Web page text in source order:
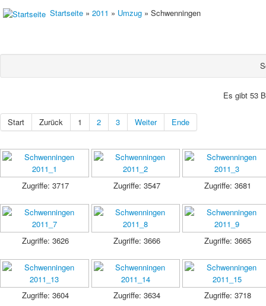
Startseite » 2011 » Umzug » Schwenningen
Es gibt 53
Start Zurück 1 2 3 Weiter Ende
Zugriffe: 3717 Zugriffe: 3547 Zugriffe: 3681
Zugriffe: 3626 Zugriffe: 3666 Zugriffe: 3665
Zugriffe: 3604 Zugriffe: 3634 Zugriffe: 3718